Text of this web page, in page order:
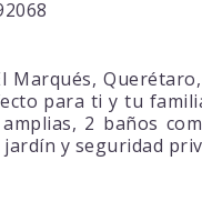
Marqués,
para ti y tu
2 baños
y seguridad